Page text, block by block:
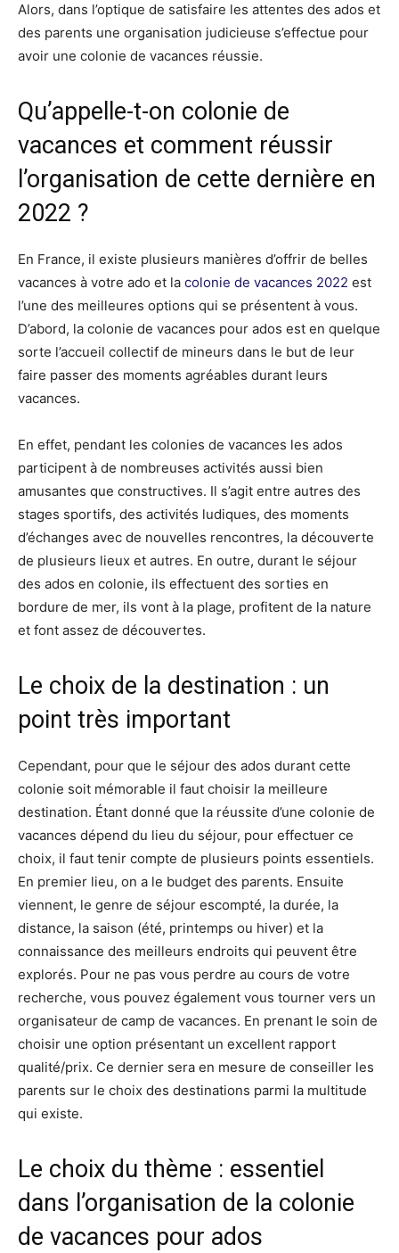
Alors, dans l’optique de satisfaire les attentes des ados et
des parents une organisation judicieuse s’effectue pour
avoir une colonie de vacances réussie.
Qu’appelle-t-on colonie de
vacances et comment réussir
l’organisation de cette dernière en
2022 ?
En France, il existe plusieurs manières d’offrir de belles
vacances à votre ado et la colonie de vacances 2022 est
l’une des meilleures options qui se présentent à vous.
D’abord, la colonie de vacances pour ados est en quelque
sorte l’accueil collectif de mineurs dans le but de leur
faire passer des moments agréables durant leurs
vacances.
En effet, pendant les colonies de vacances les ados
participent à de nombreuses activités aussi bien
amusantes que constructives. Il s’agit entre autres des
stages sportifs, des activités ludiques, des moments
d’échanges avec de nouvelles rencontres, la découverte
de plusieurs lieux et autres. En outre, durant le séjour
des ados en colonie, ils effectuent des sorties en
bordure de mer, ils vont à la plage, profitent de la nature
et font assez de découvertes.
Le choix de la destination : un
point très important
Cependant, pour que le séjour des ados durant cette
colonie soit mémorable il faut choisir la meilleure
destination. Étant donné que la réussite d’une colonie de
vacances dépend du lieu du séjour, pour effectuer ce
choix, il faut tenir compte de plusieurs points essentiels.
En premier lieu, on a le budget des parents. Ensuite
viennent, le genre de séjour escompté, la durée, la
distance, la saison (été, printemps ou hiver) et la
connaissance des meilleurs endroits qui peuvent être
explorés. Pour ne pas vous perdre au cours de votre
recherche, vous pouvez également vous tourner vers un
organisateur de camp de vacances. En prenant le soin de
choisir une option présentant un excellent rapport
qualité/prix. Ce dernier sera en mesure de conseiller les
parents sur le choix des destinations parmi la multitude
qui existe.
Le choix du thème : essentiel
dans l’organisation de la colonie
de vacances pour ados